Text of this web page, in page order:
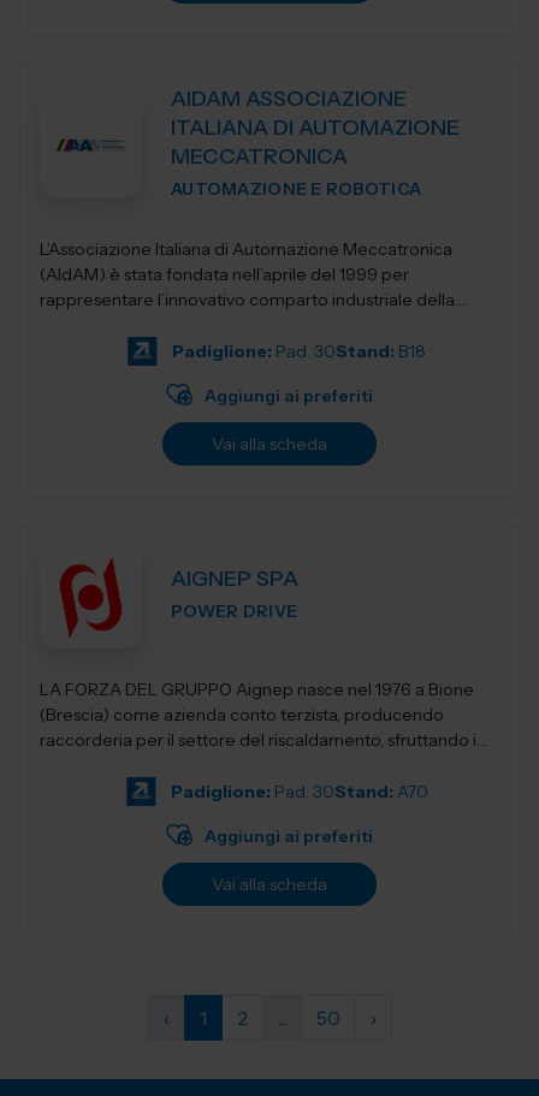
AIDAM ASSOCIAZIONE
ITALIANA DI AUTOMAZIONE
MECCATRONICA
AUTOMAZIONE E ROBOTICA
L’Associazione Italiana di Automazione Meccatronica
(AIdAM) è stata fondata nell’aprile del 1999 per
rappresentare l’innovativo comparto industriale della
Padiglione: Pad. 30Stand: B18
Aggiungi ai preferiti
Vai alla scheda
AIGNEP SPA
POWER DRIVE
LA FORZA DEL GRUPPO Aignep nasce nel 1976 a Bione
(Brescia) come azienda conto terzista, producendo
raccorderia per il settore del riscaldamento, sfruttando i
Padiglione: Pad. 30Stand: A70
Aggiungi ai preferiti
Vai alla scheda
‹ 1 2 ... 50 ›